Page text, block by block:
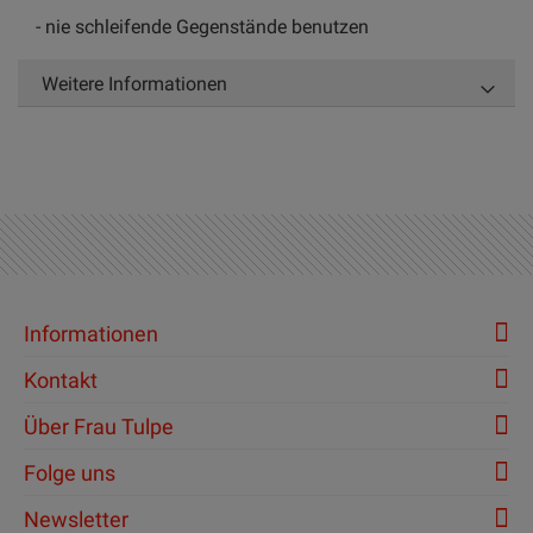
- nie schleifende Gegenstände benutzen
Weitere Informationen
Informationen
Kontakt
Über Frau Tulpe
Folge uns
Newsletter